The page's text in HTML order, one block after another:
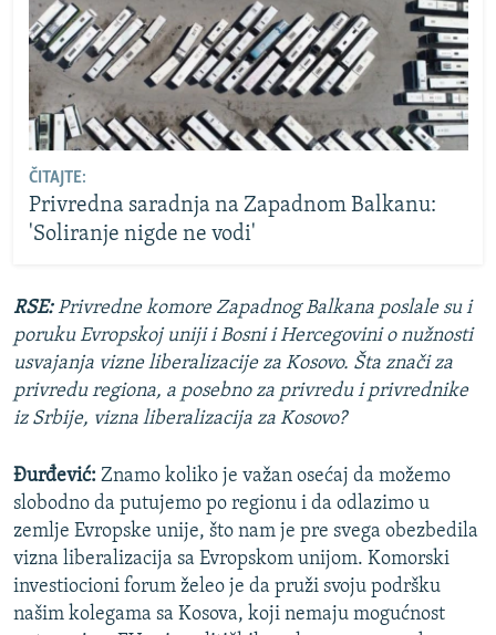
ČITAJTE:
Privredna saradnja na Zapadnom Balkanu:
'Soliranje nigde ne vodi'
RSE:Privredne komore Zapadnog Balkana poslale su i
poruku Evropskoj uniji i Bosni i Hercegovini o nužnosti
usvajanja vizne liberalizacije za Kosovo. Šta znači za
privredu regiona, a posebno za privredu i privrednike
iz Srbije, vizna liberalizacija za Kosovo?
Đurđević: Znamo koliko je važan osećaj da možemo
slobodno da putujemo po regionu i da odlazimo u
zemlje Evropske unije, što nam je pre svega obezbedila
vizna liberalizacija sa Evropskom unijom. Komorski
investiocioni forum želeo je da pruži svoju podršku
našim kolegama sa Kosova, koji nemaju mogućnost